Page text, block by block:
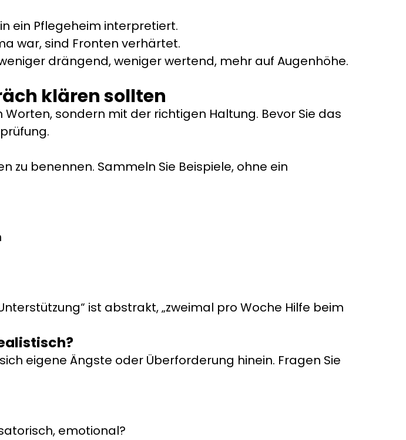
ein Pflegeheim interpretiert.
war, sind Fronten verhärtet.
drängend, weniger wertend, mehr auf Augenhöhe.
klären sollten
sondern mit der richtigen Haltung. Bevor Sie das
zu benennen. Sammeln Sie Beispiele, ohne ein
ist abstrakt, „zweimal pro Woche Hilfe beim
eigene Ängste oder Überforderung hinein. Fragen Sie
emotional?